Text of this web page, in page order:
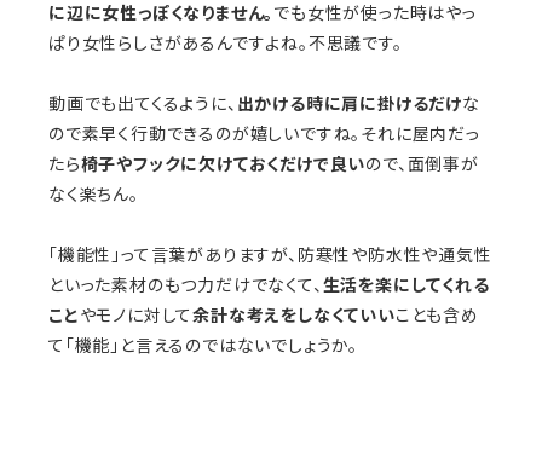
に辺に女性っぽくなりません。 でも女性が使った時はやっ
ぱり女性らしさがあるんですよね。不思議です。
動画でも出てくるように、 出かける時に肩に掛けるだけな
ので素早く行動できるのが嬉しいですね。それに屋内だっ
たら椅子やフックに欠けておくだけで良いので、面倒事が
なく楽ちん。
「機能性」って言葉がありますが、防寒性や防水性や通気性
といった素材のもつ力だけでなくて、 生活を楽にしてくれる
ことやモノに対して余計な考えをしなくていいことも含め
て「機能」と言えるのではないでしょうか。